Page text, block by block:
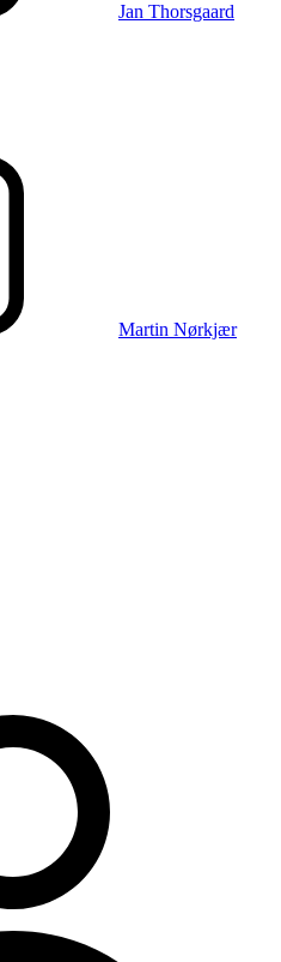
Jan Thorsgaard
Martin Nørkjær